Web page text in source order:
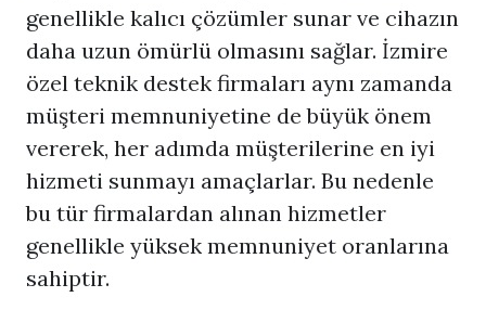
genellikle kalıcı çözümler sunar ve cihazın
daha uzun ömürlü olmasını sağlar. İzmire
özel teknik destek firmaları aynı zamanda
müşteri memnuniyetine de büyük önem
vererek, her adımda müşterilerine en iyi
hizmeti sunmayı amaçlarlar. Bu nedenle
bu tür firmalardan alınan hizmetler
genellikle yüksek memnuniyet oranlarına
sahiptir.